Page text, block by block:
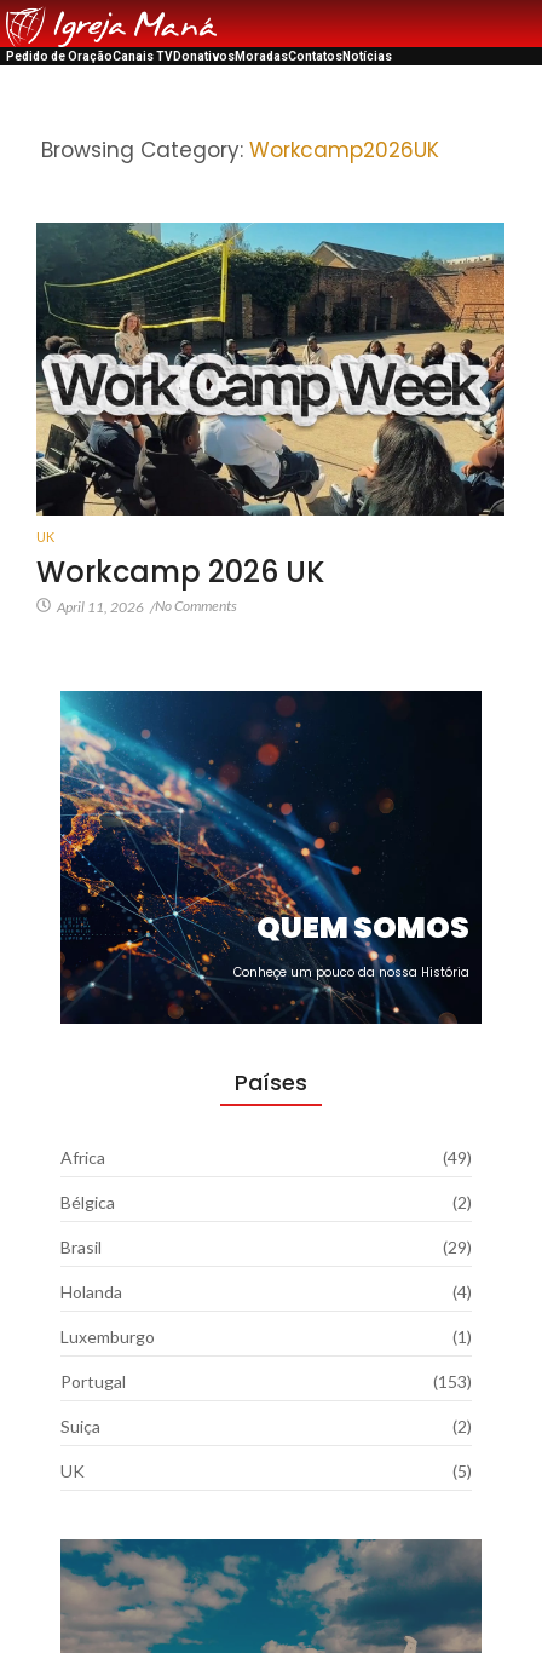
Pedido de OraçãoCanais TVDonativosMoradasContatosNotícias
Browsing Category: Workcamp2026UK
UK
Workcamp 2026 UK
April 11, 2026 /No Comments
QUEM SOMOS
Conheçe um pouco da nossa História
Países
Africa (49)
Bélgica (2)
Brasil (29)
Holanda (4)
Luxemburgo (1)
Portugal (153)
Suiça (2)
UK (5)